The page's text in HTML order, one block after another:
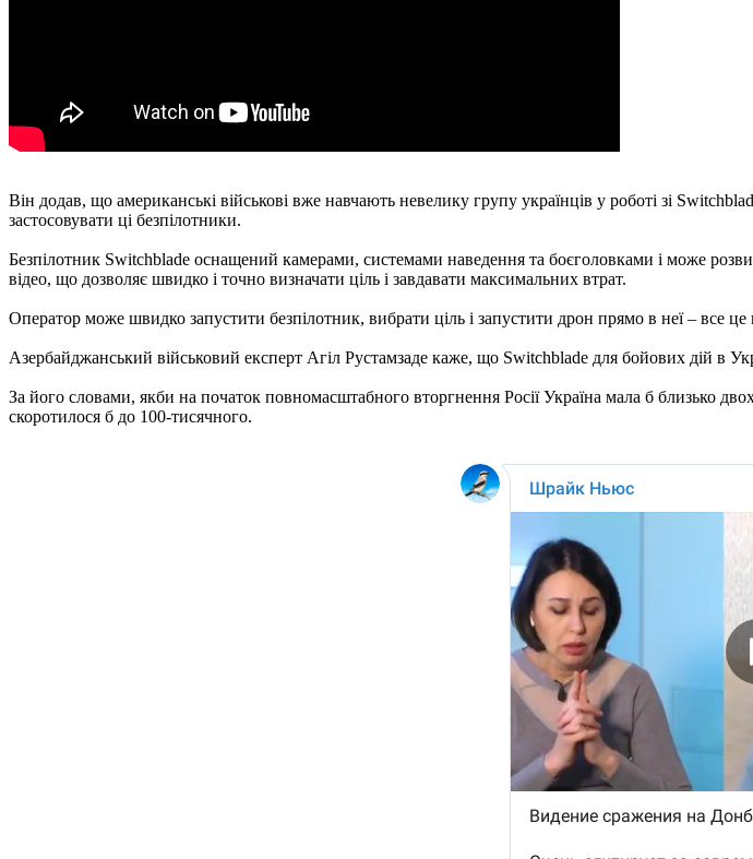
Він додав, що американські військові вже навчають невелику групу українців у роботі зі
застосовувати ці безпілотники.
Безпілотник Switchblade оснащений камерами, системами наведення та боєголовками і може
відео, що дозволяє швидко і точно визначати ціль і завдавати максимальних втрат.
Оператор може швидко запустити безпілотник, вибрати ціль і запустити дрон прямо в неї – все це
Азербайджанський військовий експерт Агіл Рустамзаде каже, що Switchblade для бойових дій в
За його словами, якби на початок повномасштабного вторгнення Росії Україна мала б близько
скоротилося б до 100-тисячного.